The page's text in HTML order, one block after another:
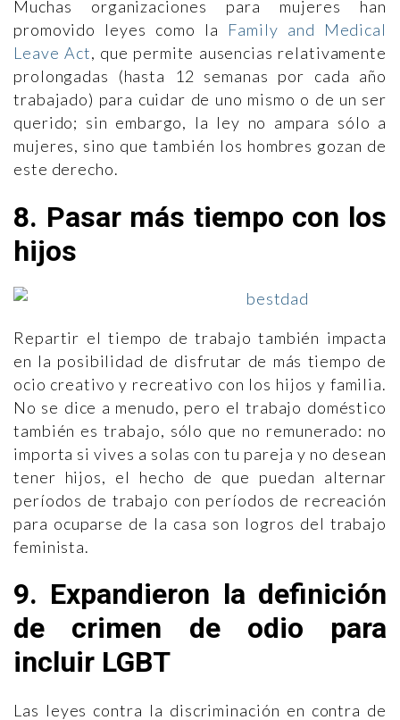
Muchas organizaciones para mujeres han
promovido leyes como la Family and Medical
Leave Act, que permite ausencias relativamente
prolongadas (hasta 12 semanas por cada año
trabajado) para cuidar de uno mismo o de un ser
querido; sin embargo, la ley no ampara sólo a
mujeres, sino que también los hombres gozan de
este derecho.
8. Pasar más tiempo con los
hijos
Repartir el tiempo de trabajo también impacta
en la posibilidad de disfrutar de más tiempo de
ocio creativo y recreativo con los hijos y familia.
No se dice a menudo, pero el trabajo doméstico
también es trabajo, sólo que no remunerado: no
importa si vives a solas con tu pareja y no desean
tener hijos, el hecho de que puedan alternar
períodos de trabajo con períodos de recreación
para ocuparse de la casa son logros del trabajo
feminista.
9. Expandieron la definición
de crimen de odio para
incluir LGBT
Las leyes contra la discriminación en contra de